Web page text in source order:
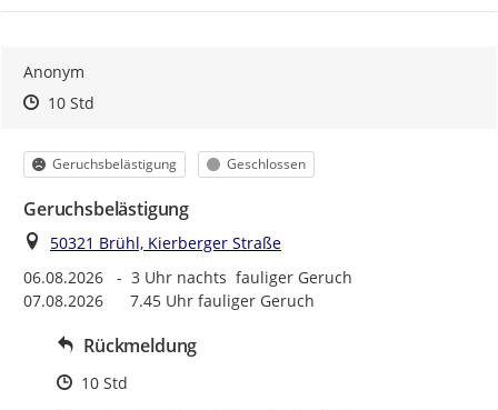
Anonym
Zeitpunkt des Erstellens
Zeitpunkt des Erstellens
10 StdZur Äußerung
Kategorie
Geruchsbelästigung Status
Geschlossen
Geruchsbelästigung
Ort
50321 Brühl, Kierberger Straße
06.08.2026   -  3 Uhr nachts  fauliger Geruch
07.08.2026      7.45 Uhr fauliger Geruch
Rückmeldung
Zeitpunkt des Erstellens
10 Std